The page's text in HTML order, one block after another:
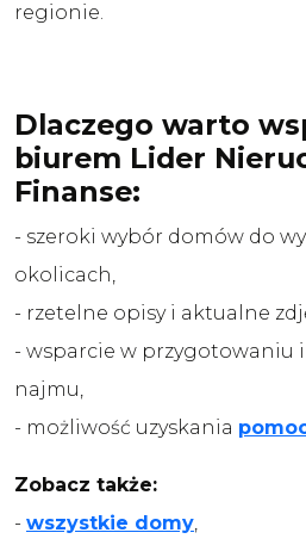
regionie.
Dlaczego warto
biurem Lider
Finanse:
- szeroki wybór domów do
okolicach,
- rzetelne opisy i aktualne
- wsparcie w przygotowaniu
najmu,
- możliwość uzyskania
Zobacz także:
- wszystkie domy,